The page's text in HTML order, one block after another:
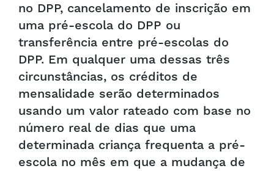
no DPP, cancelamento de inscrição em
uma pré-escola do DPP ou
transferência entre pré-escolas do
DPP. Em qualquer uma dessas três
circunstâncias, os créditos de
mensalidade serão determinados
usando um valor rateado com base no
número real de dias que uma
determinada criança frequenta a pré-
escola no mês em que a mudança de